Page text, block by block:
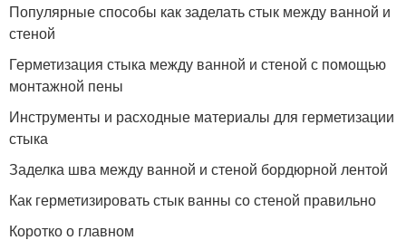
Популярные способы как заделать стык между ванной и
стеной
Герметизация стыка между ванной и стеной с помощью
монтажной пены
Инструменты и расходные материалы для герметизации
стыка
Заделка шва между ванной и стеной бордюрной лентой
Как герметизировать стык ванны со стеной правильно
Коротко о главном